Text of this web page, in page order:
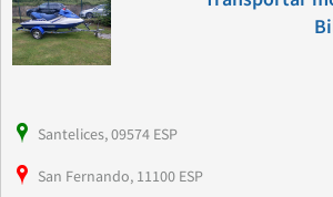
Santelices, 09574 ESP
San Fernando, 11100 ESP